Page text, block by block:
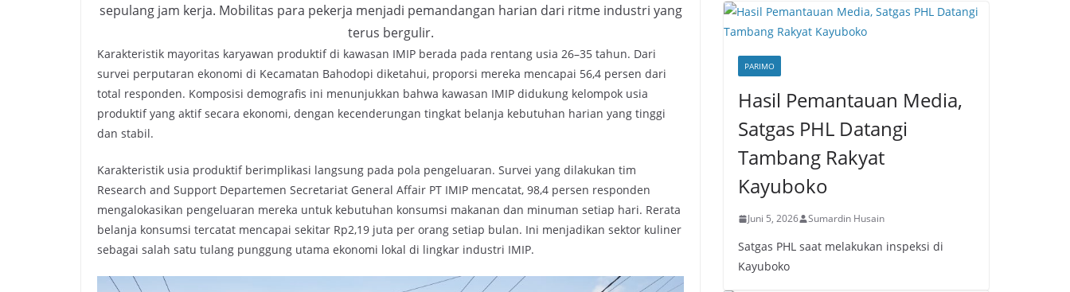
sepulang jam kerja. Mobilitas para pekerja menjadi pemandangan harian dari ritme industri yang
terus bergulir.
Karakteristik mayoritas karyawan produktif di kawasan IMIP berada pada rentang usia 26–35 tahun. Dari
survei perputaran ekonomi di Kecamatan Bahodopi diketahui, proporsi mereka mencapai 56,4 persen dari
total responden. Komposisi demografis ini menunjukkan bahwa kawasan IMIP didukung kelompok usia
produktif yang aktif secara ekonomi, dengan kecenderungan tingkat belanja kebutuhan harian yang tinggi
dan stabil.
Karakteristik usia produktif berimplikasi langsung pada pola pengeluaran. Survei yang dilakukan tim
Research and Support Departemen Secretariat General Affair PT IMIP mencatat, 98,4 persen responden
mengalokasikan pengeluaran mereka untuk kebutuhan konsumsi makanan dan minuman setiap hari. Rerata
belanja konsumsi tercatat mencapai sekitar Rp2,19 juta per orang setiap bulan. Ini menjadikan sektor kuliner
sebagai salah satu tulang punggung utama ekonomi lokal di lingkar industri IMIP.
PARIMO
Hasil Pemantauan Media,
Satgas PHL Datangi
Tambang Rakyat
Kayuboko
Juni 5, 2026 Sumardin Husain
Satgas PHL saat melakukan inspeksi di
Kayuboko